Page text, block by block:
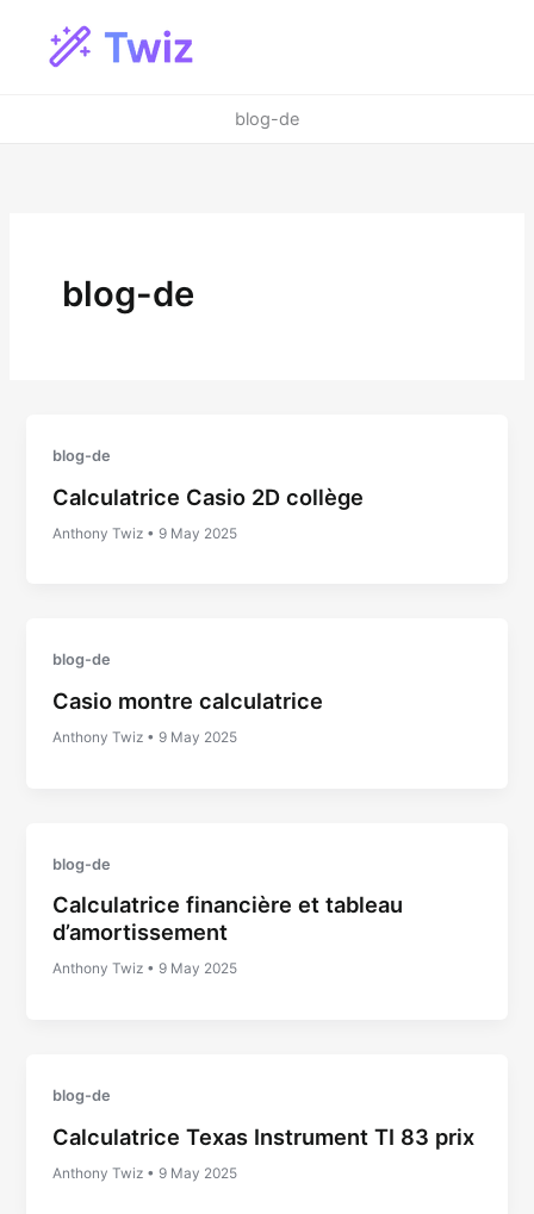
springen
blog-de
blog-de
blog-de
Calculatrice Casio 2D collège
Anthony Twiz •9 May 2025
blog-de
Casio montre calculatrice
Anthony Twiz •9 May 2025
blog-de
Calculatrice financière et tableau
d’amortissement
Anthony Twiz •9 May 2025
blog-de
Calculatrice Texas Instrument TI 83 prix
Anthony Twiz •9 May 2025